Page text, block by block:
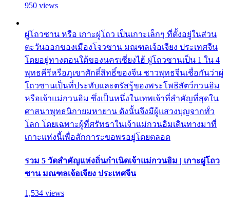
950 views
ผู่โถวซาน หรือ เกาะผู่โถว เป็นเกาะเล็กๆ ที่ตั้งอยู่ในส่วน
ตะวันออกของเมืองโจวซาน มณฑลเจ้อเจียง ประเทศจีน
โดยอยู่ทางตอนใต้ของนครเซี่ยงไฮ้ ผู่โถวซานเป็น 1 ใน 4
พุทธคีรีหรือภูเขาศักดิ์สิทธิ์ของจีน ชาวพุทธจีนเชื่อกันว่าผู่
โถวซานเป็นที่ประทับและตรัสรู้ของพระโพธิสัตว์กวนอิม
หรือเจ้าแม่กวนอิม ซึ่งเป็นหนึ่งในเทพเจ้าที่สำคัญที่สุดใน
ศาสนาพุทธนิกายมหายาน ดังนั้นจึงมีผู้แสวงบุญจากทั่ว
โลก โดยเฉพาะผู้ที่ศรัทธาในเจ้าแม่กวนอิมเดินทางมาที่
เกาะแห่งนี้เพื่อสักการะขอพรอยู่โดยตลอด
รวม 5 วัดสำคัญแห่งถิ่นกำเนิดเจ้าแม่กวนอิม | เกาะผู่โถว
ซาน มณฑลเจ้อเจียง ประเทศจีน
1,534 views